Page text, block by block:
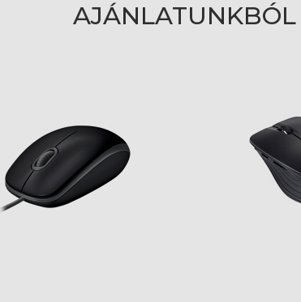
AJÁNLATUNKBÓL